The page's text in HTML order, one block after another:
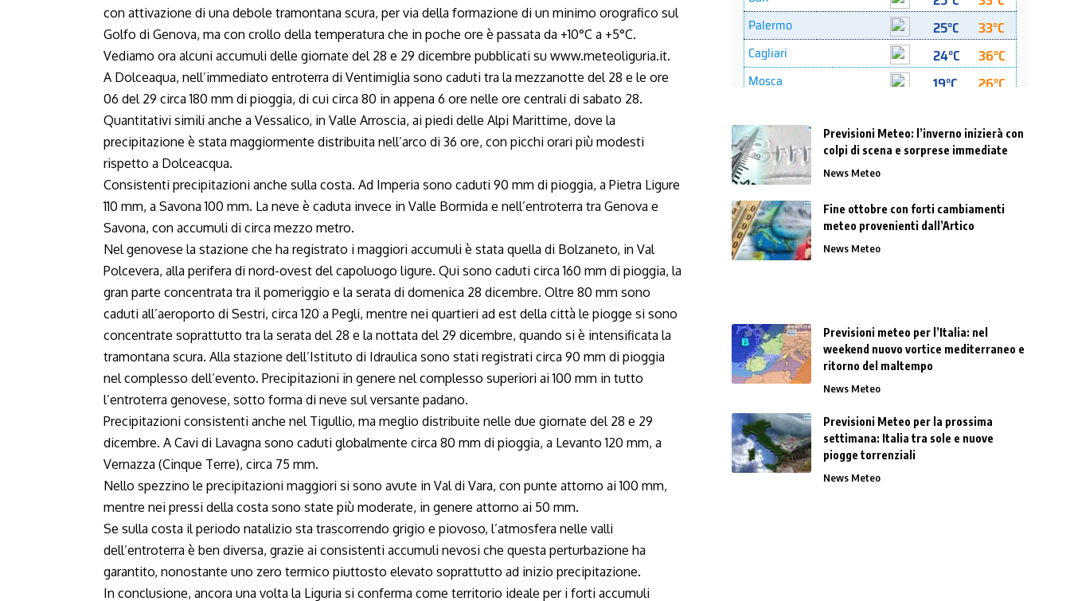
con attivazione di una debole tramontana scura, per via della formazione di un minimo orografico sul
Golfo di Genova, ma con crollo della temperatura che in poche ore è passata da +10°C a +5°C.
Vediamo ora alcuni accumuli delle giornate del 28 e 29 dicembre pubblicati su www.meteoliguria.it.
A Dolceaqua, nell’immediato entroterra di Ventimiglia sono caduti tra la mezzanotte del 28 e le ore
06 del 29 circa 180 mm di pioggia, di cui circa 80 in appena 6 ore nelle ore centrali di sabato 28.
Quantitativi simili anche a Vessalico, in Valle Arroscia, ai piedi delle Alpi Marittime, dove la
precipitazione è stata maggiormente distribuita nell’arco di 36 ore, con picchi orari più modesti
rispetto a Dolceacqua.
Consistenti precipitazioni anche sulla costa. Ad Imperia sono caduti 90 mm di pioggia, a Pietra Ligure
110 mm, a Savona 100 mm. La neve è caduta invece in Valle Bormida e nell’entroterra tra Genova e
Savona, con accumuli di circa mezzo metro.
Nel genovese la stazione che ha registrato i maggiori accumuli è stata quella di Bolzaneto, in Val
Polcevera, alla perifera di nord-ovest del capoluogo ligure. Qui sono caduti circa 160 mm di pioggia, la
gran parte concentrata tra il pomeriggio e la serata di domenica 28 dicembre. Oltre 80 mm sono
caduti all’aeroporto di Sestri, circa 120 a Pegli, mentre nei quartieri ad est della città le piogge si sono
concentrate soprattutto tra la serata del 28 e la nottata del 29 dicembre, quando si è intensificata la
tramontana scura. Alla stazione dell’Istituto di Idraulica sono stati registrati circa 90 mm di pioggia
nel complesso dell’evento. Precipitazioni in genere nel complesso superiori ai 100 mm in tutto
l’entroterra genovese, sotto forma di neve sul versante padano.
Precipitazioni consistenti anche nel Tigullio, ma meglio distribuite nelle due giornate del 28 e 29
dicembre. A Cavi di Lavagna sono caduti globalmente circa 80 mm di pioggia, a Levanto 120 mm, a
Vernazza (Cinque Terre), circa 75 mm.
Nello spezzino le precipitazioni maggiori si sono avute in Val di Vara, con punte attorno ai 100 mm,
mentre nei pressi della costa sono state più moderate, in genere attorno ai 50 mm.
Se sulla costa il periodo natalizio sta trascorrendo grigio e piovoso, l’atmosfera nelle valli
dell’entroterra è ben diversa, grazie ai consistenti accumuli nevosi che questa perturbazione ha
garantito, nonostante uno zero termico piuttosto elevato soprattutto ad inizio precipitazione.
In conclusione, ancora una volta la Liguria si conferma come territorio ideale per i forti accumuli
Previsioni Meteo: l’inverno inizierà con
colpi di scena e sorprese immediate
News Meteo
Fine ottobre con forti cambiamenti
meteo provenienti dall’Artico
News Meteo
Previsioni meteo per l’Italia: nel
weekend nuovo vortice mediterraneo e
ritorno del maltempo
News Meteo
Previsioni Meteo per la prossima
settimana: Italia tra sole e nuove
piogge torrenziali
News Meteo